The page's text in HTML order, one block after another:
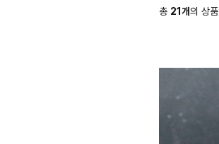
총 21 개의 상품